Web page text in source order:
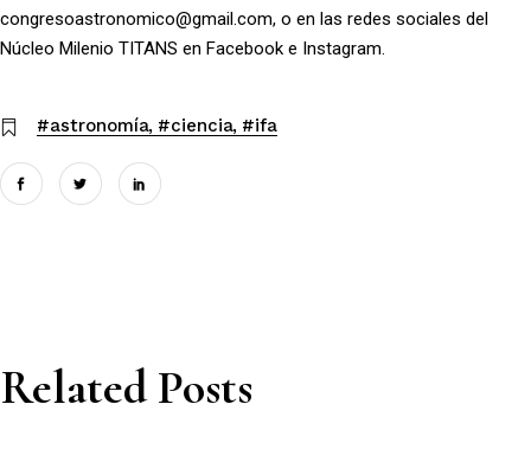
congresoastronomico@gmail.com, o en las redes sociales del
Núcleo Milenio TITANS en Facebook e Instagram.
#astronomía #ciencia #ifa
Related Posts